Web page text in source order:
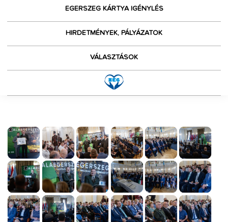
EGERSZEG KÁRTYA IGÉNYLÉS
HIRDETMÉNYEK, PÁLYÁZATOK
VÁLASZTÁSOK